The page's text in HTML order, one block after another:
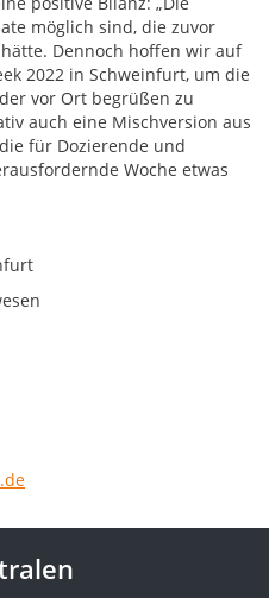
möglich sind, die zuvor
Dennoch hoffen wir auf
2022 in Schweinfurt, um die
vor Ort begrüßen zu
auch eine Mischversion aus
für Dozierende und
Woche etwas